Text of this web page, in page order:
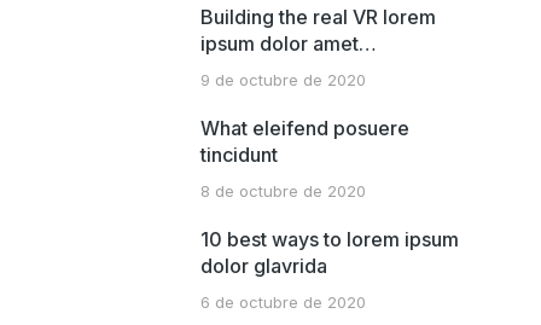
Building the real VR lorem
ipsum dolor amet…
9 de octubre de 2020
What eleifend posuere
tincidunt
8 de octubre de 2020
10 best ways to lorem ipsum
dolor glavrida
6 de octubre de 2020